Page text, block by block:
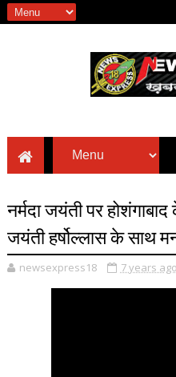
नर्मदा जयंती पर
जयंती हर्षोल्लास के साथ
newsexpress18 7 years ago